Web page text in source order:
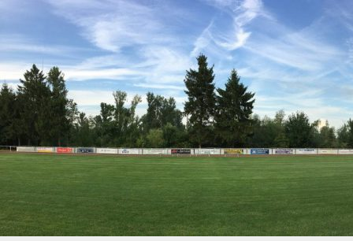
Zu
Inhalten
springen